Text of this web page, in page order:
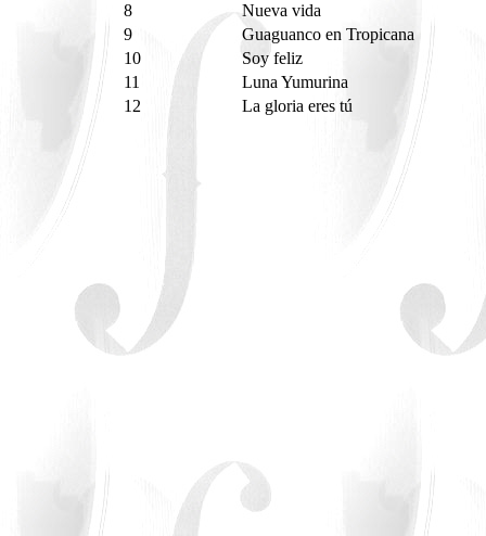
8
Nueva vida
9
Guaguanco en Tropicana
10
Soy feliz
11
Luna Yumurina
12
La gloria eres tú